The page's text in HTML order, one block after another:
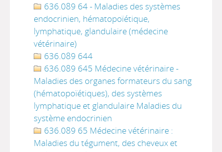
636.089 64 - Maladies des systèmes
endocrinien, hématopoïétique,
lymphatique, glandulaire (médecine
vétérinaire)
636.089 644
636.089 645 Médecine vétérinaire -
Maladies des organes formateurs du sang
(hématopoïétiques), des systèmes
lymphatique et glandulaire Maladies du
système endocrinien
636.089 65 Médecine vétérinaire :
Maladies du tégument, des cheveux et